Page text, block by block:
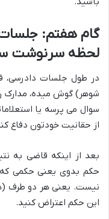
گام هفتم:
لحظه سرنوشت
در طول جلسات
شوهر) گوش میده، مدارک
سوال می پرسه یا
از حقانیت خودتون دفاع
بعد از اینکه قاضی به
حکم بدوی یعنی حکمی
نیست. یعنی هر دو طرف
این حکم اعتراض کنید.